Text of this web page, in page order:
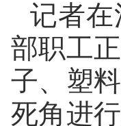
记者
部职工
子、塑
死角进